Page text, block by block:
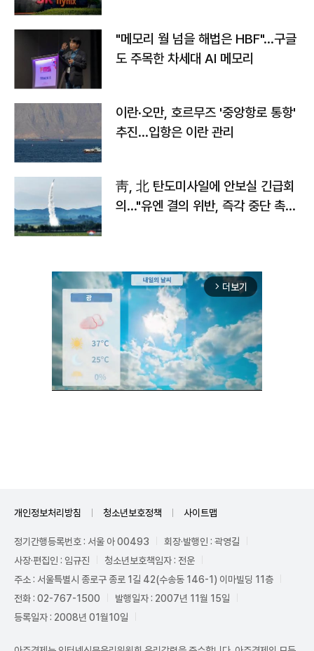
"메모리 월 넘을 해법은 HBF"…구글
도 주목한 차세대 AI 메모리
이란·오만, 호르무즈 '중앙항로 통항'
추진…입항은 이란 관리
靑, 北 탄도미사일에 안보실 긴급회
의…"유엔 결의 위반, 즉각 중단 촉
arrow_forward_ios 더보기
개인정보처리방침 청소년보호정책 사이트맵
정기간행등록번호 : 서울 아 00493
회장·발행인 : 곽영길
사장·편집인 : 임규진
청소년보호책임자 : 전운
주소 : 서울특별시 종로구 종로 1길 42(수송동 146-1) 이마빌딩 11층
전화 : 02-767-1500
발행일자 : 2007년 11월 15일
등록일자 : 2008년 01월10일